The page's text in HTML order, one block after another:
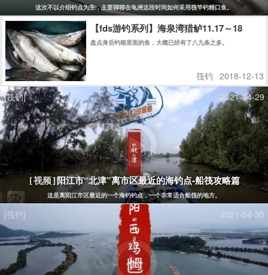
这次不以介绍钓点为主，主要聊聊在龟洲这段时间如何采用筏竿钓精口鱼。
【fds游钓系列】海泉湾猎鲈11.17～18
盘点身后钓箱里面的鱼，大概已经有了八九条之多。
筏钓 2018-12-13
[筏钓]
2021-04-29
[视频]阳江市“北津”离市区最近的海钓点-船筏攻略篇
这是离阳江市区最近的一个海钓钓点，一个非常适合船筏的地方。
[筏钓] 2021-04-30